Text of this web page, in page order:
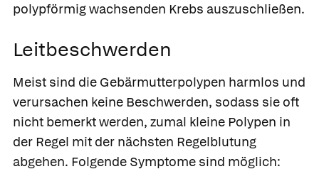
polypförmig wachsenden Krebs auszuschließen.
Leitbeschwerden
Meist sind die Gebärmutterpolypen harmlos und
verursachen keine Beschwerden, sodass sie oft
nicht bemerkt werden, zumal kleine Polypen in
der Regel mit der nächsten Regelblutung
abgehen. Folgende Symptome sind möglich: